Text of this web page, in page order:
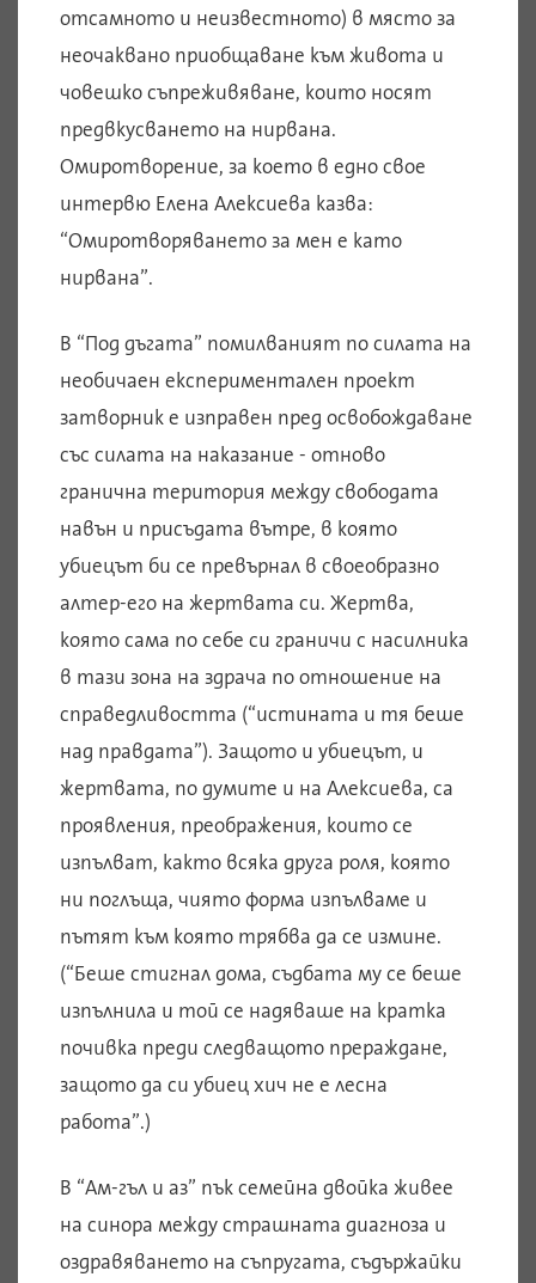
отсамното и неизвестното) в място за
неочаквано приобщаване към живота и
човешко съпреживяване, които носят
предвкусването на нирвана.
Омиротворение, за което в едно свое
интервю Елена Алексиева казва:
“Омиротворяването за мен е като
нирвана”.
В “Под дъгата” помилваният по силата на
необичаен експериментален проект
затворник е изправен пред освобождаване
със силата на наказание - отново
гранична територия между свободата
навън и присъдата вътре, в която
убиецът би се превърнал в своеобразно
алтер-его на жертвата си. Жертва,
която сама по себе си граничи с насилника
в тази зона на здрача по отношение на
справедливостта (“истината и тя беше
над правдата”). Защото и убиецът, и
жертвата, по думите и на Алексиева, са
проявления, преображения, които се
изпълват, както всяка друга роля, която
ни поглъща, чиято форма изпълваме и
пътят към която трябва да се измине.
(“Беше стигнал дома, съдбата му се беше
изпълнила и той се надяваше на кратка
почивка преди следващото прераждане,
защото да си убиец хич не е лесна
работа”.)
В “Ам-гъл и аз” пък семейна двойка живее
на синора между страшната диагноза и
оздравяването на съпругата, съдържайки